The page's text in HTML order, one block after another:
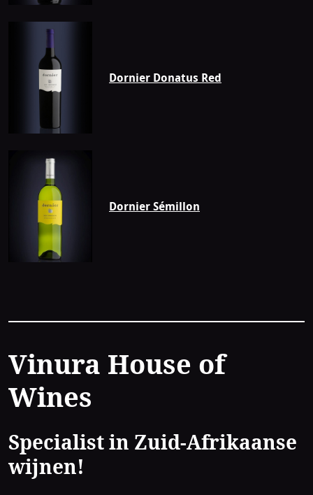
Dornier Donatus Red
Dornier Sémillon
Contact
Vinura House of
Wines
Specialist in Zuid-Afrikaanse
wijnen!